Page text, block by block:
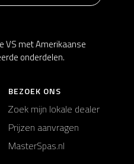
VS met Amerikaanse
onderdelen.
BEZOEK ONS
Zoek mijn lokale dealer
Prijzen aanvragen
MasterSpas.nl